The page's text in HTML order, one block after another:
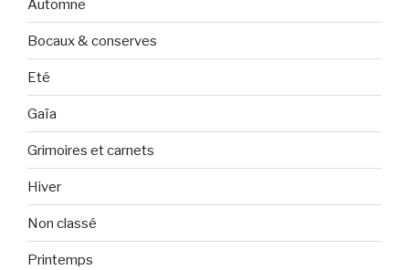
Automne
Bocaux & conserves
Eté
Gaïa
Grimoires et carnets
Hiver
Non classé
Printemps